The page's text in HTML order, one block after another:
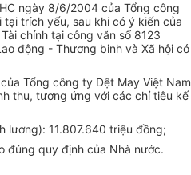
ngày 8/6/2004 của Tổng công
trích yếu, sau khi có ý kiến của
chính tại công văn số 8123
động - Thương binh và Xã hội có
Tổng công ty Dệt May Việt Nam
thu, tương ứng với các chỉ tiêu kế
lương): 11.807.640 triệu đồng;
đúng quy định của Nhà nước.